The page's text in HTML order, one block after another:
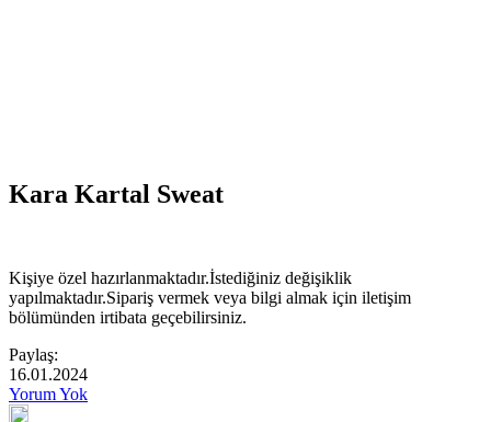
Kara Kartal Sweat
Kişiye özel hazırlanmaktadır.İstediğiniz değişiklik
yapılmaktadır.Sipariş vermek veya bilgi almak için iletişim
bölümünden irtibata geçebilirsiniz.
Paylaş:
16.01.2024
Yorum Yok